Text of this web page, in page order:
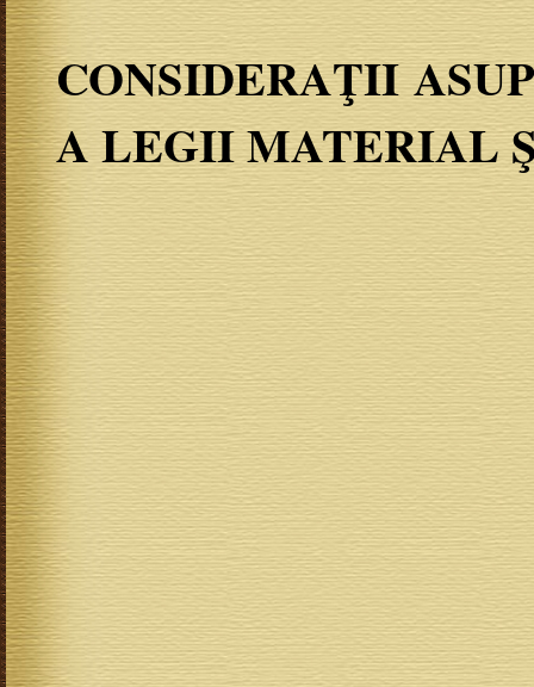
CONSIDERAŢII
A LEGII MATERIAL